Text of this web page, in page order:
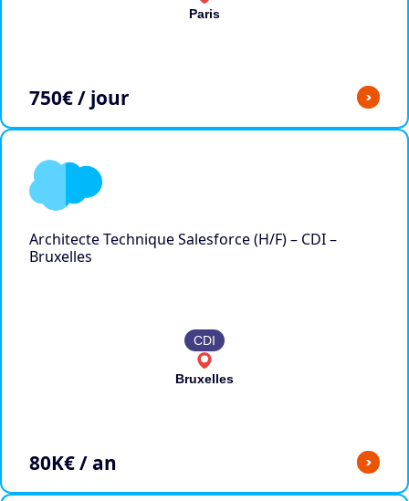
Paris
750€ / jour >
Architecte Technique Salesforce (H/F) – CDI –
Bruxelles
CDI
Bruxelles
80K€ / an >